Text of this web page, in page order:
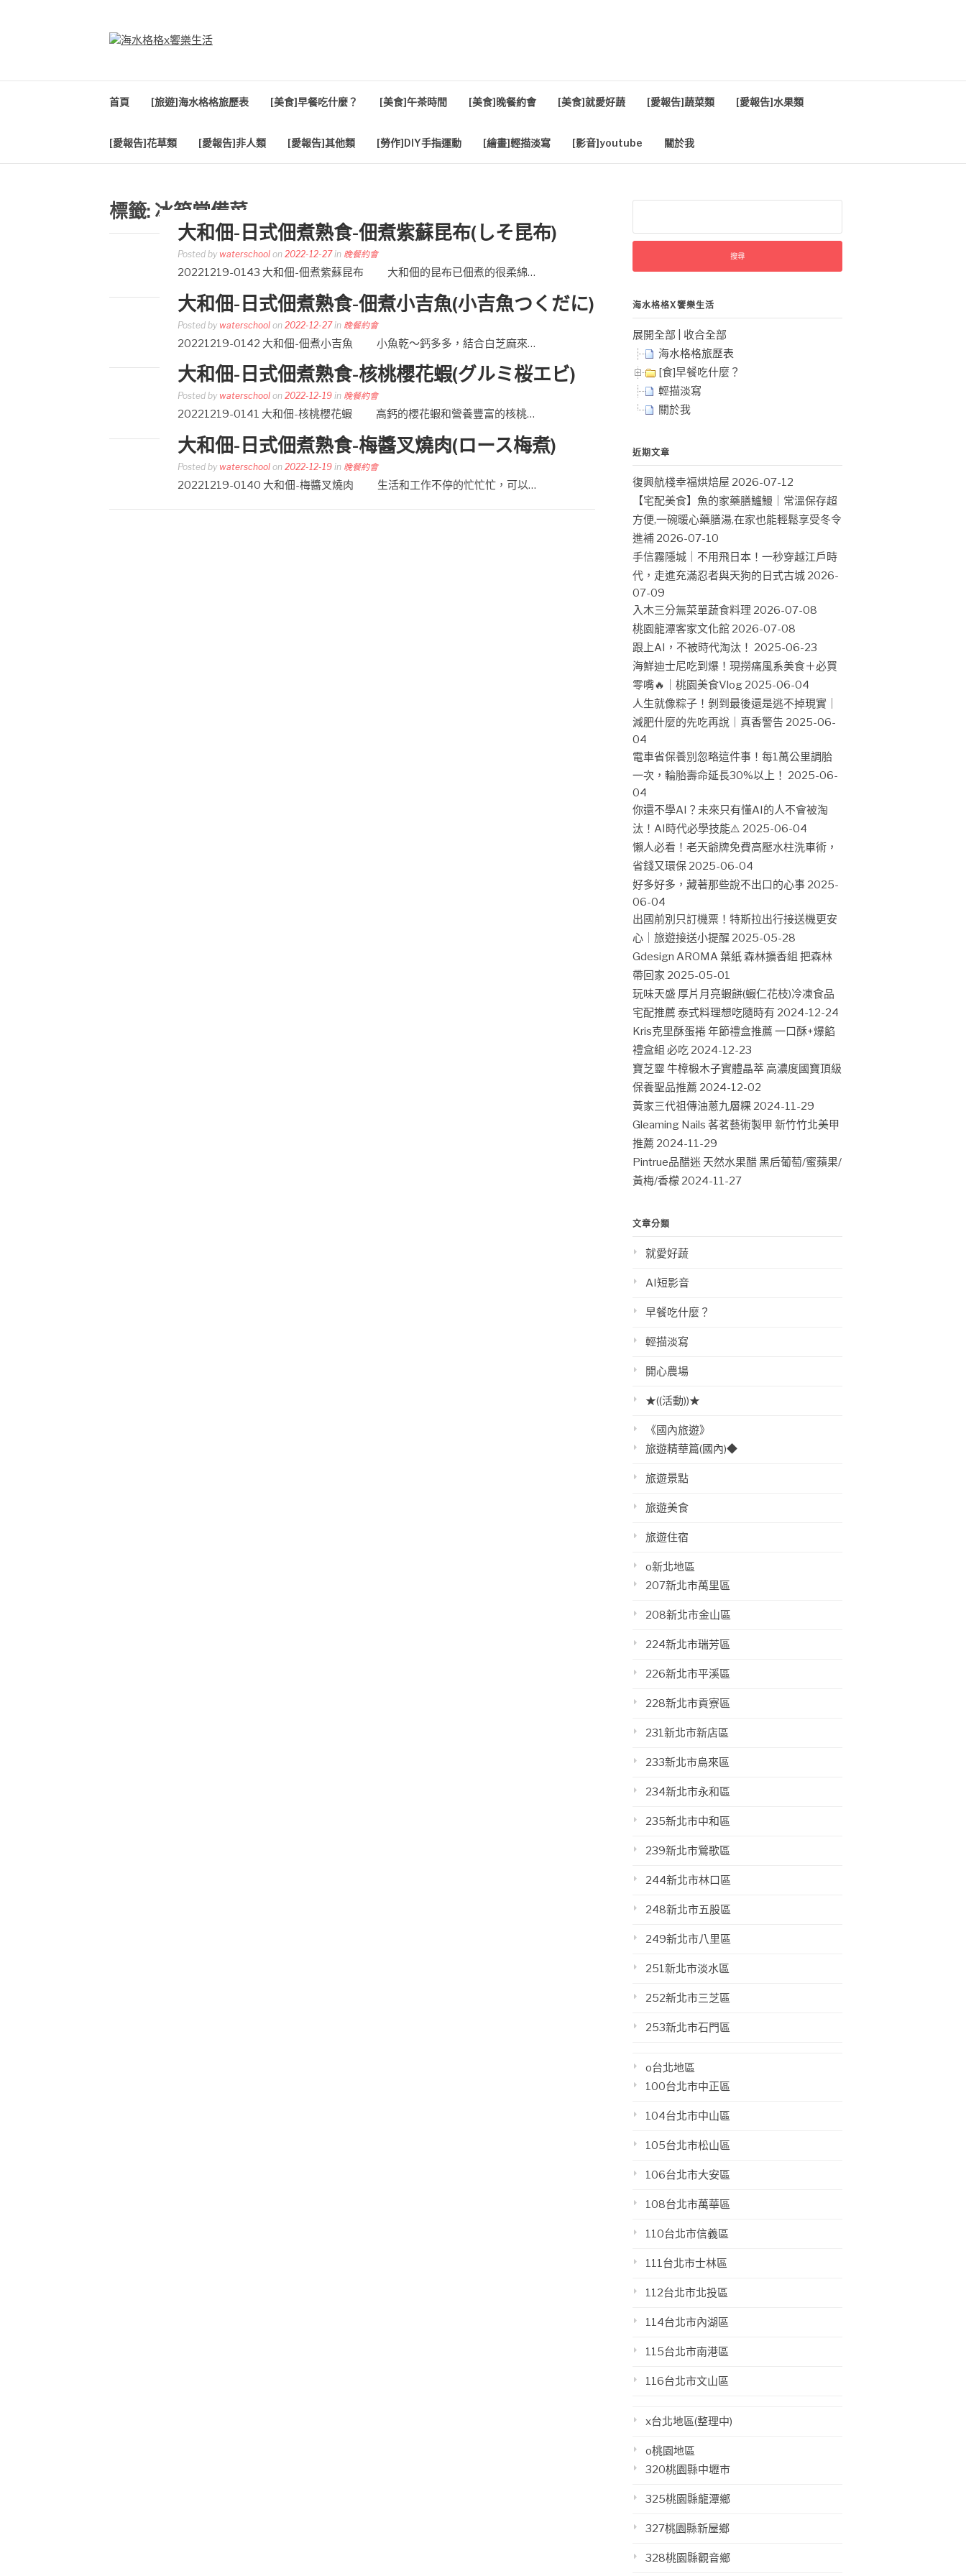
首頁 [旅遊]海水格格旅歷表 [美食]早餐吃什麼？ [美食]午茶時間 [美食]晚餐約會 [美食]就愛好蔬 [愛報告]蔬菜類 [愛報告]水果類
[愛報告]花草類 [愛報告]非人類 [愛報告]其他類 [勞作]DIY手指運動 [繪畫]輕描淡寫 [影音]youtube 關於我
標籤: 冰箱常備菜
大和佃-日式佃煮熟食-佃煮紫蘇昆布(しそ昆布)
Posted by waterschool on 2022-12-27in 晚餐約會
20221219-0143 大和佃-佃煮紫蘇昆布 大和佃的昆布已佃煮的很柔綿…
大和佃-日式佃煮熟食-佃煮小吉魚(小吉魚つくだに)
Posted by waterschool on 2022-12-27in 晚餐約會
20221219-0142 大和佃-佃煮小吉魚 小魚乾～鈣多多，結合白芝麻來…
大和佃-日式佃煮熟食-核桃櫻花蝦(グルミ桜エビ)
Posted by waterschool on 2022-12-19 in 晚餐約會
20221219-0141 大和佃-核桃櫻花蝦 高鈣的櫻花蝦和營養豐富的核桃…
大和佃-日式佃煮熟食-梅醬叉燒肉(ロース梅煮)
Posted by waterschool on 2022-12-19 in 晚餐約會
20221219-0140 大和佃-梅醬叉燒肉 生活和工作不停的忙忙忙，可以…
關
字:
海水格格X饗樂生活
展開全部
收合全部
海水格格旅歷表
[食]早餐吃什麼？
輕描淡寫
關於我
近期文章
復興航棧幸福烘焙屋 2026-07-12
【宅配美食】魚的家藥膳鱸鰻｜常溫保存超
方便,一碗暖心藥膳湯,在家也能輕鬆享受冬令
進補 2026-07-10
手信霧隱城｜不用飛日本！一秒穿越江戶時
代，走進充滿忍者與天狗的日式古城 2026-
07-09
入木三分無菜單蔬食料理 2026-07-08
桃園龍潭客家文化館 2026-07-08
跟上AI，不被時代淘汰！ 2025-06-23
海鮮迪士尼吃到爆！現撈痛風系美食＋必買
零嘴🔥｜桃園美食Vlog 2025-06-04
人生就像粽子！剝到最後還是逃不掉現實｜
減肥什麼的先吃再說｜真香警告 2025-06-
04
電車省保養別忽略這件事！每1萬公里調胎
一次，輪胎壽命延長30%以上！ 2025-06-
04
你還不學AI？未來只有懂AI的人不會被淘
汰！AI時代必學技能⚠️ 2025-06-04
懶人必看！老天爺牌免費高壓水柱洗車術，
省錢又環保 2025-06-04
好多好多，藏著那些說不出口的心事 2025-
06-04
出國前別只訂機票！特斯拉出行接送機更安
心｜旅遊接送小提醒 2025-05-28
Gdesign AROMA 葉紙 森林擴香組 把森林
帶回家 2025-05-01
玩味天盛 厚片月亮蝦餅(蝦仁花枝)冷凍食品
宅配推薦 泰式料理想吃隨時有 2024-12-24
Kris克里酥蛋捲 年節禮盒推薦 一口酥+爆餡
禮盒組 必吃 2024-12-23
寶芝靈 牛樟椴木子實體晶萃 高濃度國寶頂級
保養聖品推薦 2024-12-02
黃家三代祖傳油蔥九層粿 2024-11-29
Gleaming Nails 茖茗藝術製甲 新竹竹北美甲
推薦 2024-11-29
Pintrue品醋迷 天然水果醋 黑后葡萄/蜜蘋果/
黃梅/香檬 2024-11-27
文章分類
就愛好蔬
AI短影音
早餐吃什麼？
輕描淡寫
開心農場
★((活動))★
《國內旅遊》
旅遊精華篇(國內)◆
旅遊景點
旅遊美食
旅遊住宿
o新北地區
207新北市萬里區
208新北市金山區
224新北市瑞芳區
226新北市平溪區
228新北市貢寮區
231新北市新店區
233新北市烏來區
234新北市永和區
235新北市中和區
239新北市鶯歌區
244新北市林口區
248新北市五股區
249新北市八里區
251新北市淡水區
252新北市三芝區
253新北市石門區
o台北地區
100台北市中正區
104台北市中山區
105台北市松山區
106台北市大安區
108台北市萬華區
110台北市信義區
111台北市士林區
112台北市北投區
114台北市內湖區
115台北市南港區
116台北市文山區
x台北地區(整理中)
o桃園地區
320桃園縣中壢市
325桃園縣龍潭鄉
327桃園縣新屋鄉
328桃園縣觀音鄉